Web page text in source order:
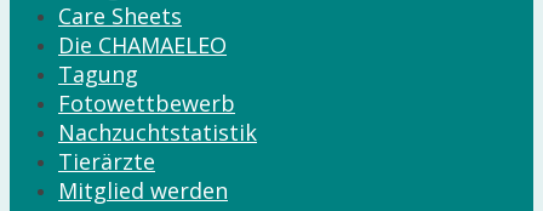
Care Sheets
Die CHAMAELEO
Tagung
Fotowettbewerb
Nachzuchtstatistik
Tierärzte
Mitglied werden